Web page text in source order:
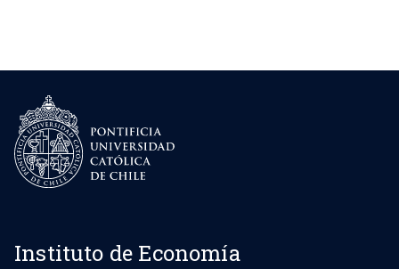
Instituto de Economía